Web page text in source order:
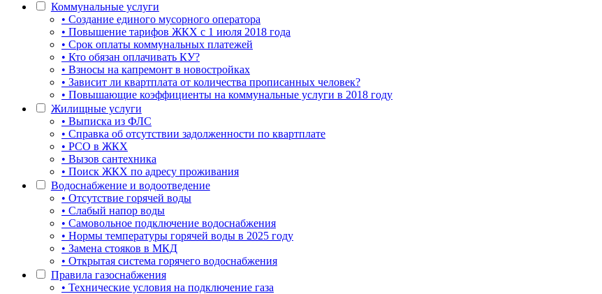
Коммунальные услуги
• Создание единого мусорного оператора
• Повышение тарифов ЖКХ с 1 июля 2018 года
• Срок оплаты коммунальных платежей
• Кто обязан оплачивать КУ?
• Взносы на капремонт в новостройках
• Зависит ли квартплата от количества прописанных человек?
• Повышающие коэффициенты на коммунальные услуги в 2018 году
Жилищные услуги
• Выписка из ФЛС
• Справка об отсутствии задолженности по квартплате
• РСО в ЖКХ
• Вызов сантехника
• Поиск ЖКХ по адресу проживания
Водоснабжение и водоотведение
• Отсутствие горячей воды
• Слабый напор воды
• Самовольное подключение водоснабжения
• Нормы температуры горячей воды в 2025 году
• Замена стояков в МКД
• Открытая система горячего водоснабжения
Правила газоснабжения
• Технические условия на подключение газа